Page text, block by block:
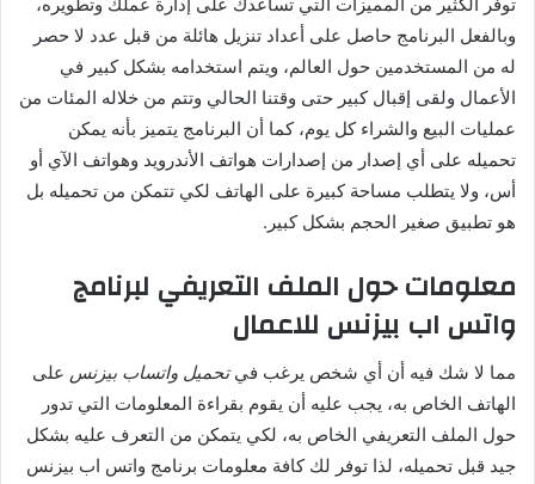
وبالفعل البرنامج حاصل على أعداد تنزيل هائلة من قبل عدد لا حصر
له من المستخدمين حول العالم، ويتم استخدامه بشكل كبير في
الأعمال ولقى إقبال كبير حتى وقتنا الحالي وتتم من خلاله المئات من
عمليات البيع والشراء كل يوم، كما أن البرنامج يتميز بأنه يمكن
تحميله على أي إصدار من إصدارات هواتف الأندرويد وهواتف الآي أو
أس، ولا يتطلب مساحة كبيرة على الهاتف لكي تتمكن من تحميله بل
هو تطبيق صغير الحجم بشكل كبير.
معلومات حول الملف التعريفي لبرنامج
واتس اب بيزنس للاعمال
مما لا شك فيه أن أي شخص يرغب فيتحميل واتساب بيزنس على
الهاتف الخاص به، يجب عليه أن يقوم بقراءة المعلومات التي تدور
حول الملف التعريفي الخاص به، لكي يتمكن من التعرف عليه بشكل
جيد قبل تحميله، لذا توفر لك كافة معلومات برنامج واتس اب بيزنس